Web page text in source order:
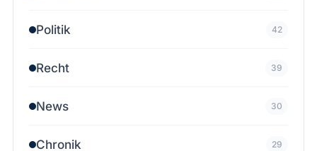
Politik 42
Recht 39
News 30
Chronik 29